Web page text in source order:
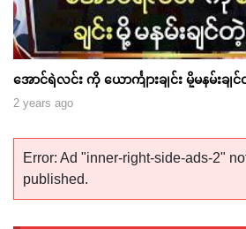
အောင်ရဲလင်း ကို ယောင်္ကျားချင်း မို့မနမ်းချ
2 years ago
Error: Ad "inner-right-side-ads-2"
published.